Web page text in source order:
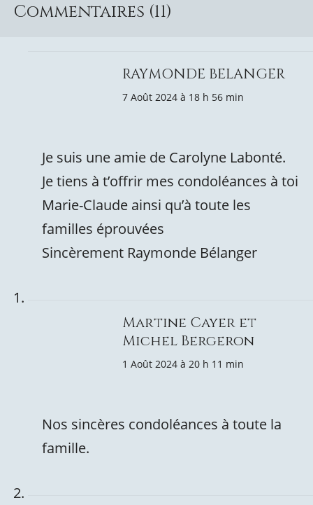
Commentaires (11)
RAYMONDE BELANGER
7 Août 2024 à 18 h 56 min
Je suis une amie de Carolyne Labonté.
Je tiens à t’offrir mes condoléances à toi
Marie-Claude ainsi qu’à toute les
familles éprouvées
Sincèrement Raymonde Bélanger
Martine Cayer et
Michel Bergeron
1 Août 2024 à 20 h 11 min
Nos sincères condoléances à toute la
famille.